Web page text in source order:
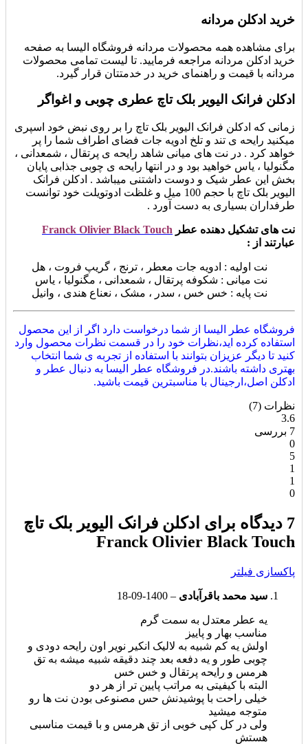
خرید ادکلن مردانه
برای مشاهده همه محصولات مردانه فروشگاه الیسا به صفحه
خرید ادکلن مردانه مراجعه فرمایید. تا لیست تمامی محصولات
مردانه با قیمت و راهنمای خرید در خدمتتان قرار گیرد.
ادکلن فرانک الیویر بلک تاچ عطری چوبی و اغواگر
زمانی که ادکلن فرانک الیویر بلک تاچ را بر روی نبض خود اسپری
میکنید رایحه ی تند و تلخ ادویه جات فضای اطراف شما را پر
خواهد کرد . در نت های میانی شاهد رایحه ی پرتقال ، شمعدانی ،
مگنولیا ، یاس خواهید بود و در انتها رایحه ی چوبی جذابی پایان
بخش این عطر شیک و دوست داشتنی میباشد . ادکلن فرانک
الیویر بلک تاچ با حجم 100 میل و غلظت ادوتویلت خود توانست
طرفداران بسیاری به دست آورد .
نت های تشکیل دهنده عطر Franck Olivier Black Touch
عبارتند از :
نت اولیه : ادویه جات معطر ، ترنج ، گریپ فروت ، هل
نت میانی : شکوفه پرتقال ، شمعدانی ، مگنولیا ، یاس
نت پایه : خس خس ، سدر ، مشک ، نعناع هندی ، وانیل
فروشگاه عطر الیسا از شما درخواست دارد اگر از این محصول
استفاده کرده اید،نظرات خود را در قسمت نظرات محصول وارد
کنید تا دیگر عزیزان بتوانند با استفاده از تجربه ی شما انتخاب
بهتری داشته باشند.در فروشگاه عطر الیسا به دنبال عطر و
ادکلن اصل،ارجینال با مناسبترین قیمت باشید.
نظرات (7)
3.6
7 بررسی
0
5
1
1
0
7 دیدگاه برای
ادکلن فرانک الیویر بلک تاچ
Franck Olivier Black Touch
پاکسازی فیلتر
سید محمد باقرآبادی –
1400-09-18
یه عطر معتدل به سمت گرم
مناسب بهار و پاییز
اولش یه کم شبیه به لالیک انکیر نویر اون رایحه دودی و
چوبی طور و یه دفعه بعد چند دقیقه شبیه میشه به تق
هرمس و رایحه پرتقال و خس خس
البته با کیفیتی به مراتب پایین تر از هر دو
خیلی راحت با پوشیدنش حس مصنوعی بودن نت ها رو
متوجه میشید
ولی در کل کپی خوبی از تق هرمس و با قیمت مناسبی
هستش